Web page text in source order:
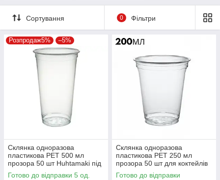
Сортування 0 Фільтри
Розпродаж5% –5%
Склянка одноразова
пластикова PET 500 мл
прозора 50 шт Huhtamaki під
купольну кришку
Готово до відправки 5 од.
Склянка одноразова
пластикова PET 250 мл
прозора 50 шт для коктейлів
та десертів
Готово до відправки